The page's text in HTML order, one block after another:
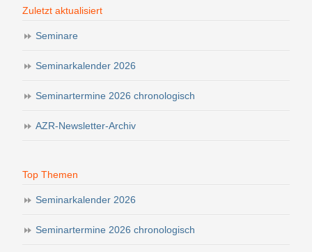
Zuletzt aktualisiert
Seminare
Seminarkalender 2026
Seminartermine 2026 chronologisch
AZR-Newsletter-Archiv
Top Themen
Seminarkalender 2026
Seminartermine 2026 chronologisch